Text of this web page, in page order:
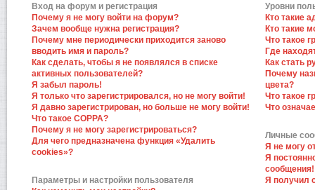
Вход на форум и регистрация
Почему я не могу войти на форум?
Зачем вообще нужна регистрация?
Почему мне периодически приходится заново
вводить имя и пароль?
Как сделать, чтобы я не появлялся в списке
активных пользователей?
Я забыл пароль!
Я только что зарегистрировался, но не могу войти!
Я давно зарегистрирован, но больше не могу войти!
Что такое COPPA?
Почему я не могу зарегистрироваться?
Для чего предназначена функция «Удалить
cookies»?
Параметры и настройки пользователя
Уровни
Кто такие
Кто такие
Что такое
Где
Как стать
Почему
цвета?
Что такое
Что
Личные
Я не могу
Я
сообщения!
Я получил